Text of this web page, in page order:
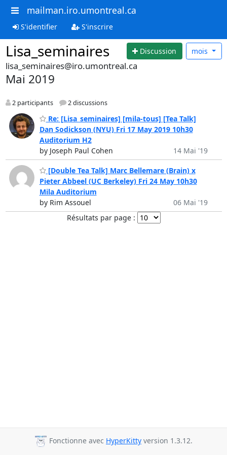
mailman.iro.umontreal.ca
S'identifier S'inscrire
Lisa_seminaires Discussion mois
lisa_seminaires@iro.umontreal.ca
Mai 2019
2 participants 2 discussions
Re: [Lisa_seminaires] [mila-tous] [Tea Talk]
Dan Sodickson (NYU) Fri 17 May 2019 10h30
Auditorium H2
by Joseph Paul Cohen
14 Mai '19
[Double Tea Talk] Marc Bellemare (Brain) x
Pieter Abbeel (UC Berkeley) Fri 24 May 10h30
Mila Auditorium
by Rim Assouel
06 Mai '19
Résultats par page :
Fonctionne avec HyperKitty version 1.3.12.